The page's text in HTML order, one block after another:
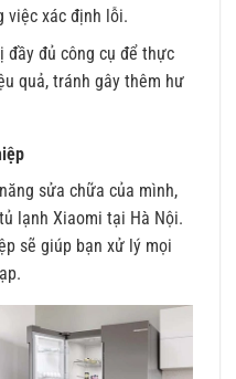
việc xác định lỗi.
đầy đủ công cụ để thực
quả, tránh gây thêm hư
sửa chữa của mình,
lạnh Xiaomi tại Hà Nội.
sẽ giúp bạn xử lý mọi